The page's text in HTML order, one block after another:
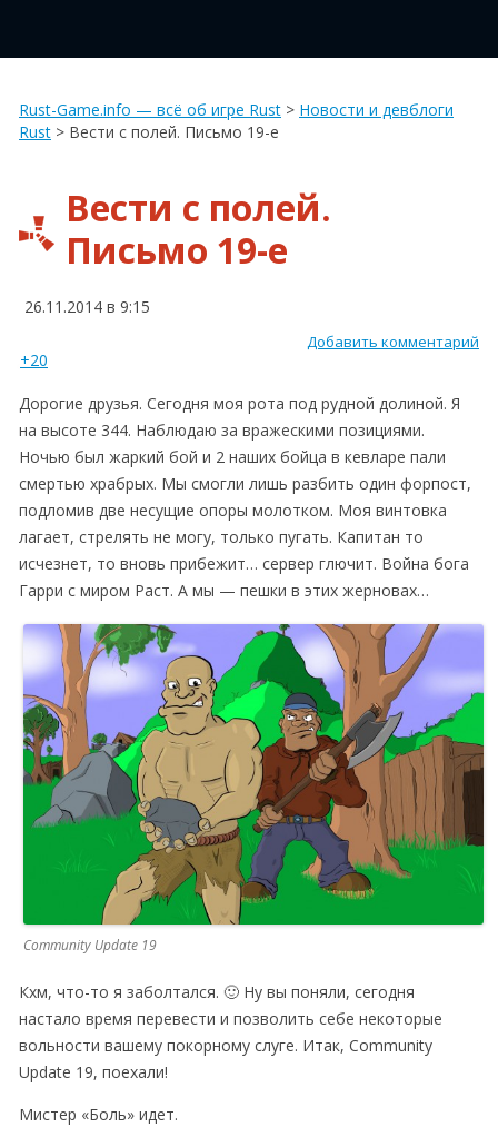
Rust-Game.info — всё об игре Rust > Новости и девблоги
Rust > Вести с полей. Письмо 19-е
Вести с полей.
Письмо 19-е
26.11.2014 в 9:15
Добавить комментарий
+20
Дорогие друзья. Сегодня моя рота под рудной долиной. Я
на высоте 344. Наблюдаю за вражескими позициями.
Ночью был жаркий бой и 2 наших бойца в кевларе пали
смертью храбрых. Мы смогли лишь разбить один форпост,
подломив две несущие опоры молотком. Моя винтовка
лагает, стрелять не могу, только пугать. Капитан то
исчезнет, то вновь прибежит… сервер глючит. Война бога
Гарри с миром Раст. А мы — пешки в этих жерновах…
Community Update 19
Кхм, что-то я заболтался. 🙂 Ну вы поняли, сегодня
настало время перевести и позволить себе некоторые
вольности вашему покорному слуге. Итак, Community
Update 19, поехали!
Мистер «Боль» идет.